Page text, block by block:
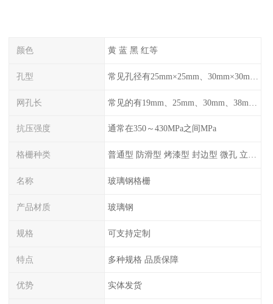
颜色 黄 蓝 黑 红等
孔型
网孔长
抗压强度 通常在350～430MPa之间MPa
格栅种类 普通型 防滑型 ‌烤漆型 封边型 ‌微孔 立体 加砂覆面型 平面型
名称 玻璃钢格栅
产品材质 玻璃钢
规格 可支持定制
特点 多种规格 品质保障
优势 实体发货